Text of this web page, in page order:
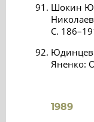
Шокин
С.
Яненко:
1989